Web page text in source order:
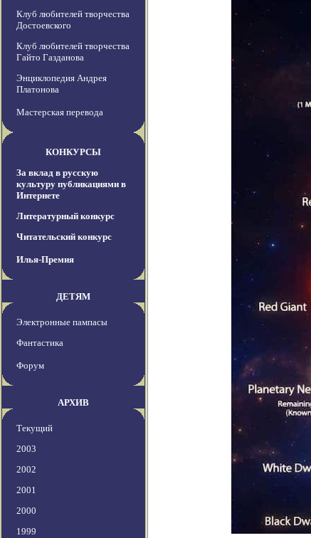
Клуб любителей творчества
Достоевского
Клуб любителей творчества
Гайто Газданова
Энциклопедия Андрея
Платонова
Мастерская перевода
КОНКУРСЫ
За вклад в русскую
культуру публикациями в
Интернете
Литературный конкурс
Читательский конкурс
Илья-Премия
ДЕТЯМ
Электронные пампасы
Фантастика
Форум
АРХИВ
Текущий
2003
2002
2001
2000
1999